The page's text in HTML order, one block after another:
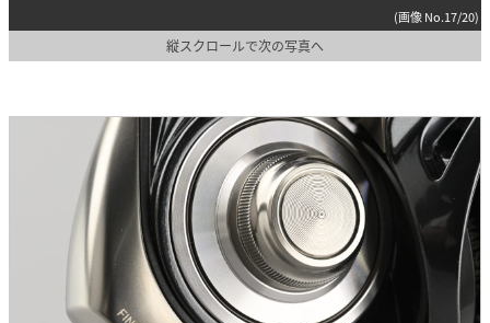
(画像 No.17/20)
縦スクロールで次の写真へ